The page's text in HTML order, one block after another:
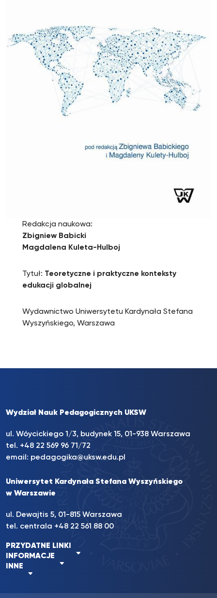
Redakcja naukowa:
Zbigniew Babicki
Magdalena Kuleta-Hulboj
Tytuł: Teoretyczne i praktyczne konteksty
edukacji globalnej
Wydawnictwo Uniwersytetu Kardynała Stefana
Wyszyńskiego, Warszawa
Wydział Nauk Pedagogicznych UKSW
ul. Wóycickiego 1/3, budynek 15, 01-938 Warszawa
tel. +48 22 569 96 71/72
email: pedagogika@uksw.edu.pl
Uniwersytet Kardynała Stefana Wyszyńskiego
w Warszawie
ul. Dewajtis 5, 01-815 Warszawa
tel. centrala +48 22 561 88 00
PRZYDATNE LINKI
INFORMACJE
INNE